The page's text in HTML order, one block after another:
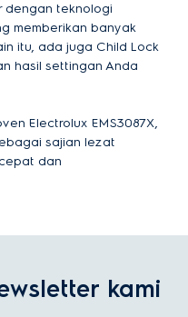
dengan teknologi
memberikan banyak
itu, ada juga Child Lock
hasil settingan Anda
Electrolux EMS3087X,
sajian lezat
dan
kami